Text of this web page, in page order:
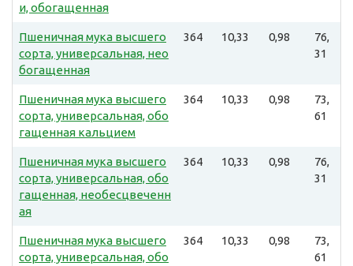
и, обогащенная
Пшеничная мука высшего
сорта, универсальная, нео
богащенная
364 10,33 0,98
76,
31
Пшеничная мука высшего
сорта, универсальная, обо
гащенная кальцием
364 10,33 0,98
73,
61
Пшеничная мука высшего
сорта, универсальная, обо
гащенная, необесцвеченн
ая
364 10,33 0,98
76,
31
Пшеничная мука высшего
сорта, универсальная, обо
364 10,33 0,98
73,
61